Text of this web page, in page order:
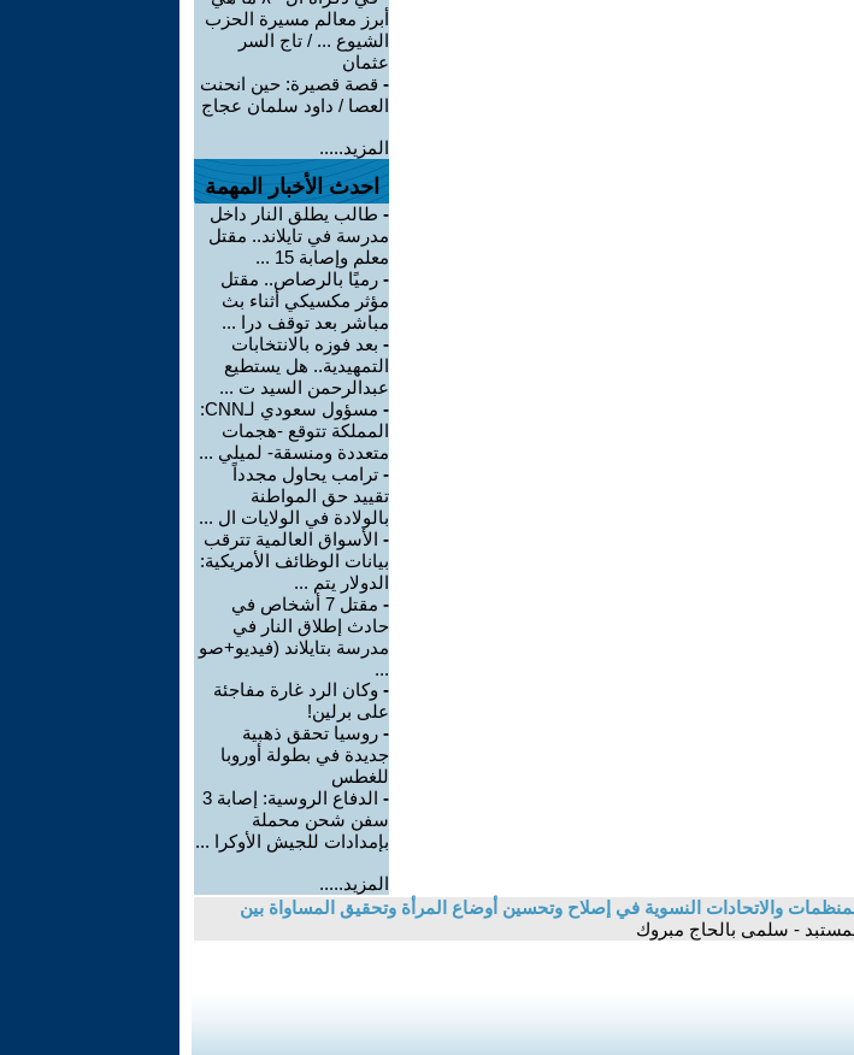
أبرز معالم مسيرة الحزب
الشيوع ... / تاج السر
عثمان
- قصة قصيرة: حين انحنت
العصا / داود سلمان عجاج
المزيد.....
احدث الأخبار المهمة
- طالب يطلق النار داخل
مدرسة في تايلاند.. مقتل
معلم وإصابة 15 ...
- رميًا بالرصاص.. مقتل
مؤثر مكسيكي أثناء بث
مباشر بعد توقف درا ...
- بعد فوزه بالانتخابات
التمهيدية.. هل يستطيع
عبدالرحمن السيد ت ...
-
مسؤول سعودي لـCNN:
المملكة تتوقع -هجمات
متعددة ومنسقة- لميلي ...
- ترامب يحاول مجدداً
تقييد حق المواطنة
بالولادة في الولايات ال ...
- الأسواق العالمية تترقب
بيانات الوظائف الأمريكية:
الدولار يتم ...
-
مقتل 7 أشخاص في
حادث إطلاق النار في
مدرسة بتايلاند (فيديو+صو
...
- وكان الرد غارة مفاجئة
على برلين!
- روسيا تحقق ذهبية
جديدة في بطولة أوروبا
للغطس
-
الدفاع الروسية: إصابة 3
سفن شحن محملة
بإمدادات للجيش الأوكرا ...
المزيد.....
المرأة العالمي 2019 - دور وتأثير المنظمات والاتحادات النسوية في إصلاح وتحسين أوضاع المرأة وتحقيق المساواة بين
- سلمى بالحاج مبروك